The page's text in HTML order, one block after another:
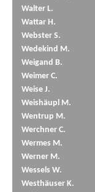
Walter L.
Wattar H.
Webster S.
Wedekind M.
Weigand B.
Weimer C.
Weise J.
Weishäupl M.
Wentrup M.
Werchner C.
Wermes M.
Werner M.
Wessels W.
Westhäuser K.